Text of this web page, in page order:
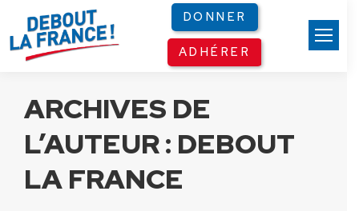
DONNER
ADHÉRER
ARCHIVES DE
L’AUTEUR : DEBOUT
LA FRANCE
Panneau de gestion des cookies